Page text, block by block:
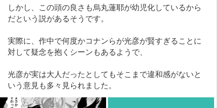
しかし、この頭の良さも烏丸蓮耶が幼児化しているから
だという説があるそうです。
実際に、作中で何度かコナンらが光彦が賢すぎることに
対して疑念を抱くシーンもあるようで、
光彦が実は大人だったとしてもそこまで違和感がないと
いう意見も多々見られました。